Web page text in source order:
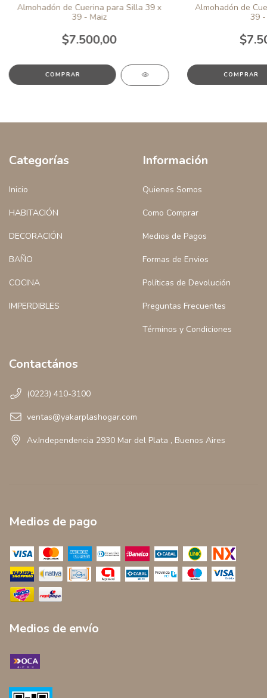
Almohadón de Cuerina para Silla 39 x
39 - Maiz
$7.500,00
Almohadón de
39
Categorías
Inicio
HABITACIÓN
DECORACIÓN
BAÑO
COCINA
IMPERDIBLES
Información
Quienes Somos
Como Comprar
Medios de Pagos
Formas de Envios
Políticas de Devolución
Preguntas Frecuentes
Términos y Condiciones
Contactános
(0223) 410-3100
ventas@yakarplashogar.com
Av.Independencia 2930 Mar del Plata , Buenos Aires
Medios de pago
Medios de envío